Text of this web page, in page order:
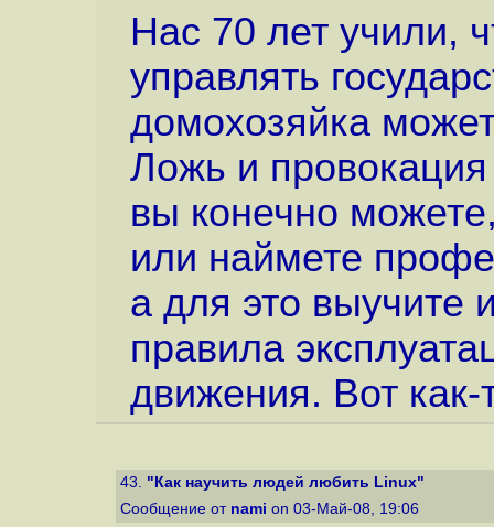
Нас 70 лет учили,
управлять
домохозяйка
Ложь и
вы конечно
или наймете
а для это выучите
правила
движения. Вот как-
43. "Как научить людей любить Linux"
Сообщение от nami on 03-Май-08, 19:06